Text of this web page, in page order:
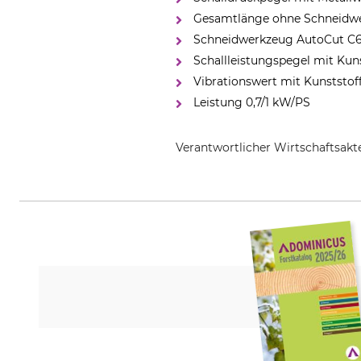
Gesamtlänge ohne
Schneidwerkzeug AutoCut
Schallleistungspegel mit
Vibrationswert mit
Leistung 0,7/1 kW/PS
Verantwortlicher